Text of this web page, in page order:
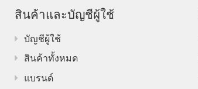
สินค้าและบัญชีผู้ใช้
บัญชีผู้ใช้
สินค้าทั้งหมด
แบรนด์